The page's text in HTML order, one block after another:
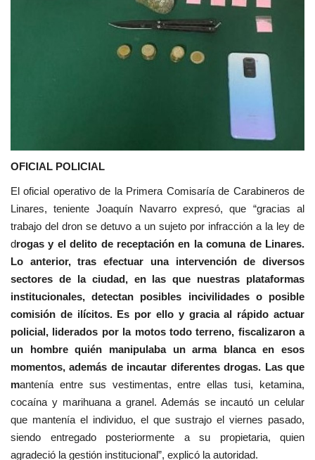
OFICIAL POLICIAL
El oficial operativo de la Primera Comisaría de Carabineros de
Linares, teniente Joaquín Navarro expresó, que “gracias al
trabajo del dron se detuvo a un sujeto por infracción a la ley de
drogas y el delito de receptación en la comuna de Linares.
Lo anterior, tras efectuar una intervención de diversos
sectores de la ciudad, en las que nuestras plataformas
institucionales, detectan posibles incivilidades o posible
comisión de ilícitos. Es por ello y gracia al rápido actuar
policial, liderados por la motos todo terreno, fiscalizaron a
un hombre quién manipulaba un arma blanca en esos
momentos, además de incautar diferentes drogas. Las que
mantenía entre sus vestimentas, entre ellas tusi, ketamina,
cocaína y marihuana a granel. Además se incautó un celular
que mantenía el individuo, el que sustrajo el viernes pasado,
siendo entregado posteriormente a su propietaria, quien
agradeció la gestión institucional”, explicó la autoridad.